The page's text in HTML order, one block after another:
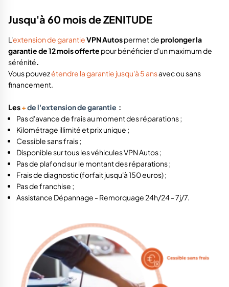
Jusqu'à 60 mois de ZENITUDE
L'extension de garantieVPN Autospermet deprolonger la
garantie de 12 mois offerte pour bénéficier d'un maximum de
sérénité.
Vous pouvezétendre la garantie jusqu'à 5 ansavec ou sans
financement.
Les+de l'extension de garantie :
Pas d'avance de frais au moment des réparations ;
Kilométrage illimité et prix unique ;
Cessible sans frais ;
Disponible sur tous les véhicules VPN Autos ;
Pas de plafond sur le montant des réparations ;
Frais de diagnostic (forfait jusqu'à 150 euros) ;
Pas de franchise ;
Assistance Dépannage - Remorquage 24h/24 - 7j/7.